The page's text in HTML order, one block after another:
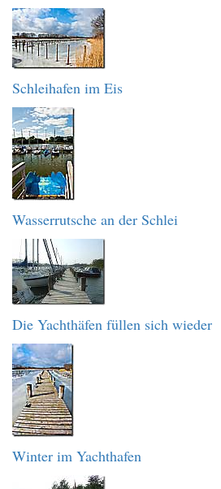
Schleihafen im Eis
Wasserrutsche an der Schlei
Die Yachthäfen füllen sich wieder
Winter im Yachthafen